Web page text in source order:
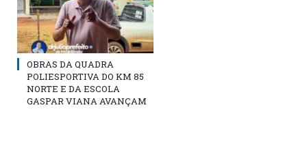
OBRAS DA QUADRA
POLIESPORTIVA DO KM 85
NORTE E DA ESCOLA
GASPAR VIANA AVANÇAM